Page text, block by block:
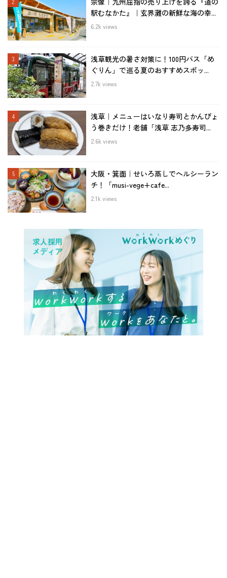
駅むなかた』｜玄界灘の新鮮な海の幸...
6.2k views
浅草観光の暑さ対策に！100円バス「め
ぐりん」で巡る夏のおすすめスポッ...
2.7k views
浅草｜メニューはいなり寿司とかんぴょ
う巻きだけ！老舗「浅草 志乃多寿司...
2.6k views
大阪・箕面｜せいろ蒸しでヘルシーラン
チ！「musi-vege+cafe...
2.1k views